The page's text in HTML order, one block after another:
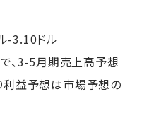
-3.10ドル
、3-5月期売上高予想
利益予想は市場予想の